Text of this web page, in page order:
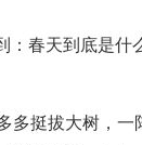
：春天到底是什
多挺拔大树，一